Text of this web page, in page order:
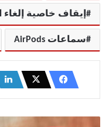
إيقاف خاصية
سماعات AirPods